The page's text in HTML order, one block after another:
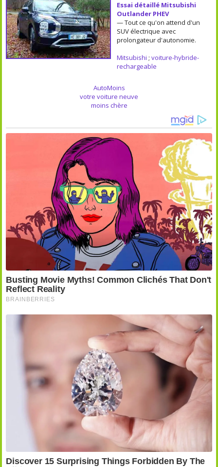
Essai détaillé Mitsubishi
Outlander PHEV
— Tout ce qu'on attend d'un
SUV électrique avec
prolongateur d'autonomie.
Mitsubishi ; voiture-hybride-
rechargeable
AutoMoins
votre voiture neuve
moins chère